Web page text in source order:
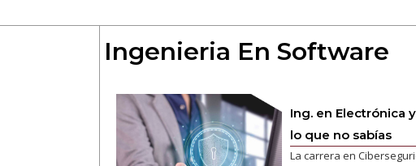
Ingenieria En Software
Ing. en Electrónica
lo que no sabías
La carrera en